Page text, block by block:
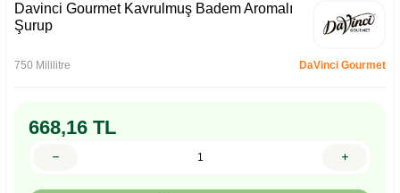
Davinci Gourmet Kavrulmuş Badem Aromalı
Şurup
750 Mililitre DaVinci Gourmet
668,16 TL